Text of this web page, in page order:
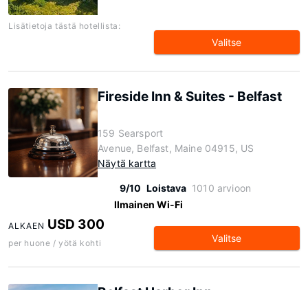
Lisätietoja tästä hotellista:
Valitse
Fireside Inn & Suites - Belfast
159 Searsport
Avenue, Belfast, Maine 04915, US
Näytä kartta
9/10 Loistava 1010 arvioon
Ilmainen Wi-Fi
ALKAEN USD 300
per huone / yötä kohti Valitse